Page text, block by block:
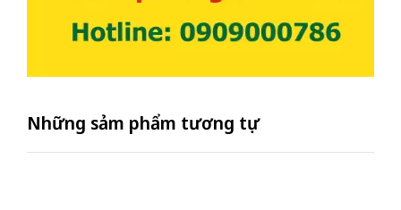
Những sảm phẩm tương tự